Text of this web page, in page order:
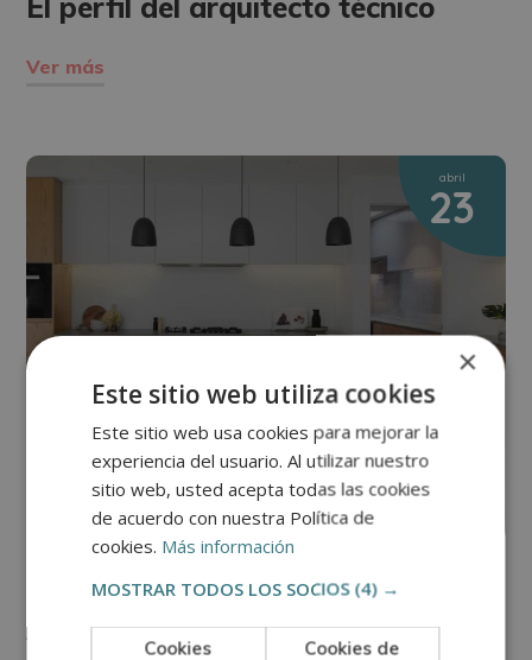
Ver más
abril
23
ARQUITECTURA
Arquitectura, principales tipos de
×
Este sitio web utiliza cookies
Este sitio web usa cookies para mejorar la
experiencia del usuario. Al utilizar nuestro
sitio web, usted acepta todas las cookies
de acuerdo con nuestra Política de
cookies. Más información
MOSTRAR TODOS LOS SOCIOS (4) →
Cookies
Cookies de